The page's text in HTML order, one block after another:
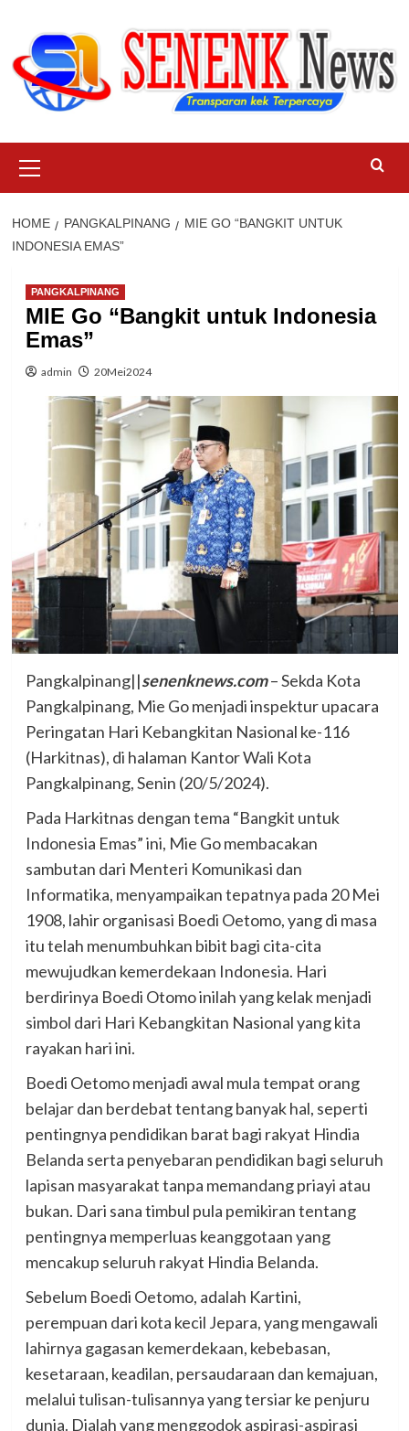
content
Menu
HOME PANGKALPINANG
MIE GO “BANGKIT UNTUK
INDONESIA EMAS”
PANGKALPINANG
MIE Go “Bangkit untuk Indonesia
Emas”
admin 20Mei2024
Pangkalpinang||senenknews.com– Sekda Kota
Pangkalpinang, Mie Go menjadi inspektur upacara
Peringatan Hari Kebangkitan Nasional ke-116
(Harkitnas), di halaman Kantor Wali Kota
Pangkalpinang, Senin (20/5/2024).
Pada Harkitnas dengan tema “Bangkit untuk
Indonesia Emas” ini, Mie Go membacakan
sambutan dari Menteri Komunikasi dan
Informatika, menyampaikan tepatnya pada 20 Mei
1908, lahir organisasi Boedi Oetomo, yang di masa
itu telah menumbuhkan bibit bagi cita-cita
mewujudkan kemerdekaan Indonesia. Hari
berdirinya Boedi Otomo inilah yang kelak menjadi
simbol dari Hari Kebangkitan Nasional yang kita
rayakan hari ini.
Boedi Oetomo menjadi awal mula tempat orang
belajar dan berdebat tentang banyak hal, seperti
pentingnya pendidikan barat bagi rakyat Hindia
Belanda serta penyebaran pendidikan bagi seluruh
lapisan masyarakat tanpa memandang priayi atau
bukan. Dari sana timbul pula pemikiran tentang
pentingnya memperluas keanggotaan yang
mencakup seluruh rakyat Hindia Belanda.
Sebelum Boedi Oetomo, adalah Kartini,
perempuan dari kota kecil Jepara, yang mengawali
lahirnya gagasan kemerdekaan, kebebasan,
kesetaraan, keadilan, persaudaraan dan kemajuan,
melalui tulisan-tulisannya yang tersiar ke penjuru
dunia. Dialah yang menggodok aspirasi-aspirasi